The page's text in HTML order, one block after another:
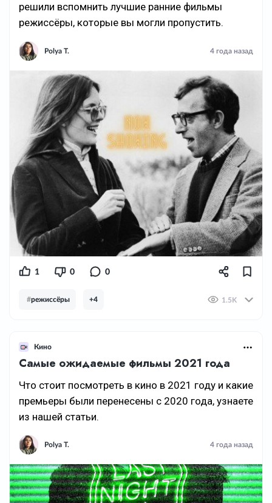
решили вспомнить лучшие ранние фильмы
режиссёры, которые вы могли пропустить.
Polya T. 4 года назад
1 0 0
#режиссёры +4 1.5K
Кино
Самые ожидаемые фильмы 2021 года
Что стоит посмотреть в кино в 2021 году и какие
премьеры были перенесены с 2020 года, узнаете
из нашей статьи.
Polya T. 4 года назад